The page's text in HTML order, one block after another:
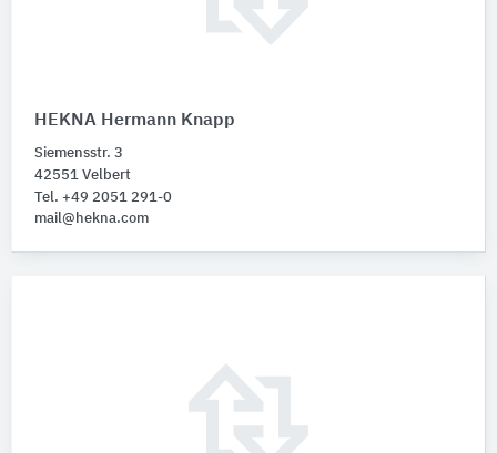
HEKNA Hermann Knapp
Siemensstr. 3
42551 Velbert
Tel. +49 2051 291-0
mail@hekna.com